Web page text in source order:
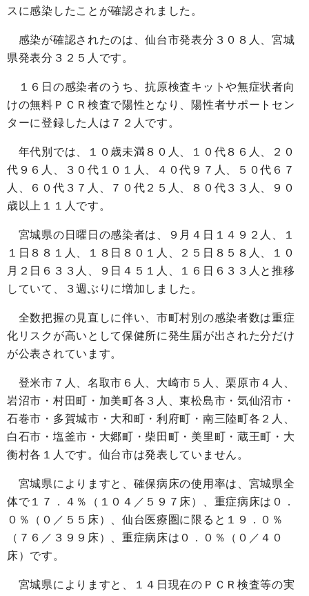
スに感染したことが確認されました。
感染が確認されたのは、仙台市発表分３０８人、宮城
県発表分３２５人です。
１６日の感染者のうち、抗原検査キットや無症状者向
けの無料ＰＣＲ検査で陽性となり、陽性者サポートセン
ターに登録した人は７２人です。
年代別では、１０歳未満８０人、１０代８６人、２０
代９６人、３０代１０１人、４０代９７人、５０代６７
人、６０代３７人、７０代２５人、８０代３３人、９０
歳以上１１人です。
宮城県の日曜日の感染者は、９月４日１４９２人、１
１日８８１人、１８日８０１人、２５日８５８人、１０
月２日６３３人、９日４５１人、１６日６３３人と推移
していて、３週ぶりに増加しました。
全数把握の見直しに伴い、市町村別の感染者数は重症
化リスクが高いとして保健所に発生届が出された分だけ
が公表されています。
登米市７人、名取市６人、大崎市５人、栗原市４人、
岩沼市・村田町・加美町各３人、東松島市・気仙沼市・
石巻市・多賀城市・大和町・利府町・南三陸町各２人、
白石市・塩釜市・大郷町・柴田町・美里町・蔵王町・大
衡村各１人です。仙台市は発表していません。
宮城県によりますと、確保病床の使用率は、宮城県全
体で１７．４％（１０４／５９７床）、重症病床は０．
０％（０／５５床）、仙台医療圏に限ると１９．０％
（７６／３９９床）、重症病床は０．０％（０／４０
床）です。
宮城県によりますと、１４日現在のＰＣＲ検査等の実